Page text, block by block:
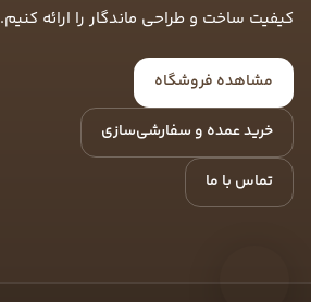
کیفیت ساخت و طراحی ماندگار را ارائه کنیم.
مشاهده فروشگاه
خرید عمده و سفارشی‌سازی
تماس با ما